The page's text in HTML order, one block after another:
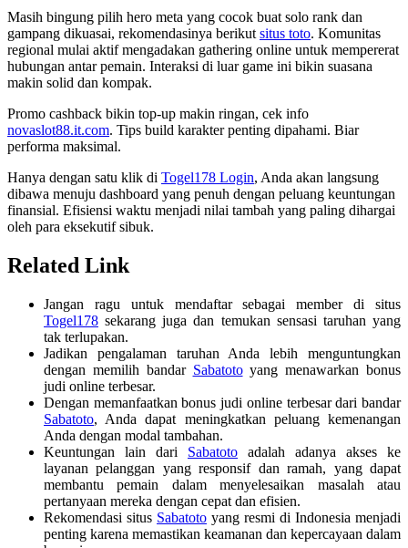
Masih bingung pilih hero meta yang cocok buat solo rank dan
gampang dikuasai, rekomendasinya berikut situs toto. Komunitas
regional mulai aktif mengadakan gathering online untuk mempererat
hubungan antar pemain. Interaksi di luar game ini bikin suasana
makin solid dan kompak.
Promo cashback bikin top-up makin ringan, cek info
novaslot88.it.com. Tips build karakter penting dipahami. Biar
performa maksimal.
Hanya dengan satu klik di Togel178 Login, Anda akan langsung
dibawa menuju dashboard yang penuh dengan peluang keuntungan
finansial. Efisiensi waktu menjadi nilai tambah yang paling dihargai
oleh para eksekutif sibuk.
Related Link
Jangan ragu untuk mendaftar sebagai member di situs
Togel178 sekarang juga dan temukan sensasi taruhan yang
tak terlupakan.
Jadikan pengalaman taruhan Anda lebih menguntungkan
dengan memilih bandar Sabatotoyang menawarkan bonus
judi online terbesar.
Dengan memanfaatkan bonus judi online terbesar dari bandar
Sabatoto, Anda dapat meningkatkan peluang kemenangan
Anda dengan modal tambahan.
Keuntungan lain dari Sabatoto adalah adanya akses ke
layanan pelanggan yang responsif dan ramah, yang dapat
membantu pemain dalam menyelesaikan masalah atau
pertanyaan mereka dengan cepat dan efisien.
Rekomendasi situs Sabatoto yang resmi di Indonesia menjadi
penting karena memastikan keamanan dan kepercayaan dalam